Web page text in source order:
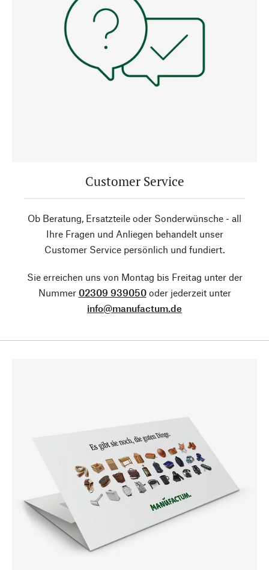
Customer Service
Ob Beratung, Ersatzteile oder Sonderwünsche - all
Ihre Fragen und Anliegen behandelt unser
Customer Service persönlich und fundiert.
Sie erreichen uns von Montag bis Freitag unter der
Nummer 02309 939050oder jederzeit unter
info@manufactum.de